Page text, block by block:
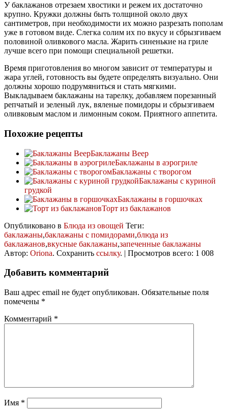
У баклажанов отрезаем хвостики и режем их достаточно
крупно. Кружки должны быть толщиной около двух
сантиметров, при необходимости их можно разрезать пополам
уже в готовом виде. Слегка солим их по вкусу и сбрызгиваем
половиной оливкового масла. Жарить синенькие на гриле
лучше всего при помощи специальной решетки.
Время приготовления во многом зависит от температуры и
жара углей, готовность вы будете определять визуально. Они
должны хорошо подрумяниться и стать мягкими.
Выкладываем баклажаны на тарелку, добавляем порезанный
репчатый и зеленый лук, вяленые помидоры и сбрызгиваем
оливковым маслом и лимонным соком. Приятного аппетита.
Похожие рецепты
Баклажаны Веер
Баклажаны в аэрогриле
Баклажаны с творогом
Баклажаны с куриной
грудкой
Баклажаны в горшочках
Торт из баклажанов
Опубликовано в Блюда из овощей Теги:
баклажаны,баклажаны с помидорами,блюда из
баклажанов,вкусные баклажаны,запеченные баклажаны
Автор: Oriona. Сохранить ссылку. | Просмотров всего: 1 008
Добавить комментарий
Ваш адрес email не будет опубликован. Обязательные поля
помечены *
Комментарий *
Имя *